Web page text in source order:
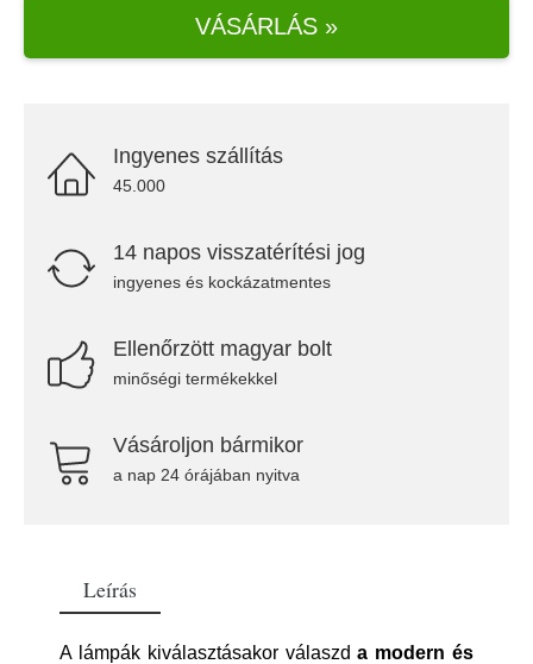
VÁSÁRLÁS »
Ingyenes szállítás
45.000
14 napos visszatérítési jog
ingyenes és kockázatmentes
Ellenőrzött magyar bolt
minőségi termékekkel
Vásároljon bármikor
a nap 24 órájában nyitva
Leírás
A lámpák kiválasztásakor válaszda modern és